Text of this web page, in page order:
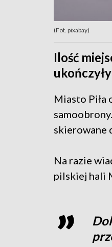
(Fot. pixabay)
Ilość
Miasto Piła
skierowane
Na razie
pilskiej hali